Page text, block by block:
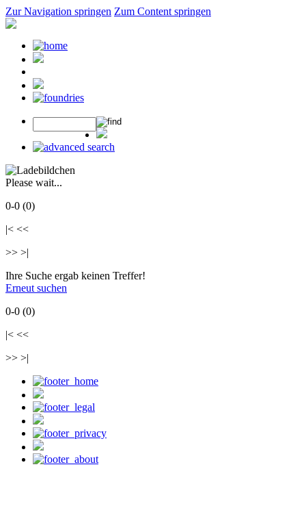
Zur Navigation springen Zum Content springen
Please wait...
0-0 (0)
|< <<
>> >|
Ihre Suche ergab keinen Treffer!
Erneut suchen
0-0 (0)
|< <<
>> >|